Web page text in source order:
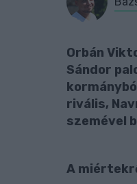
Orbán
Sándor
rivális,
szemével
A